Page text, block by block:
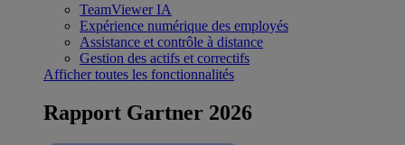
TeamViewer IA
Expérience numérique des employés
Assistance et contrôle à distance
Gestion des actifs et correctifs
Afficher toutes les fonctionnalités
Rapport Gartner 2026